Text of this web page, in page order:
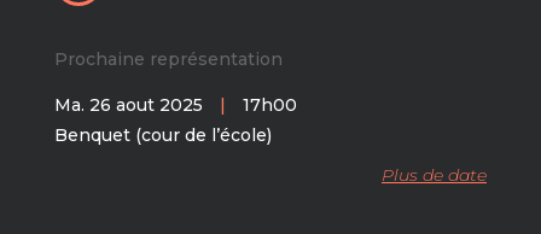
Prochaine représentation
Ma. 26 aout 2025 |
17h00
Benquet (cour de l’école)
Plus de date